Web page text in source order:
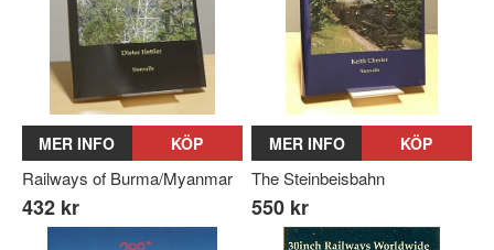
MER INFO KÖP
Railways of Burma/Myanmar
432 kr
MER INFO KÖP
The Steinbeisbahn
550 kr